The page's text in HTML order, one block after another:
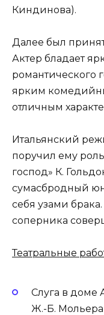
Киндинова).
Далее был
Актер бладает
романтического
ярким
отличным
Итальянский
поручил ему
господ» К.
сумасбродный
себя узами
соперника
Театральные
Слуга в доме
Ж.-Б.